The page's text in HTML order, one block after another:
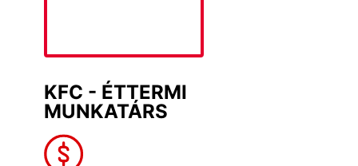
KFC - ÉTTERMI
MUNKATÁRS